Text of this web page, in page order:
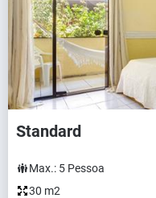
Standard
Max.: 5 Pessoa
30 m2